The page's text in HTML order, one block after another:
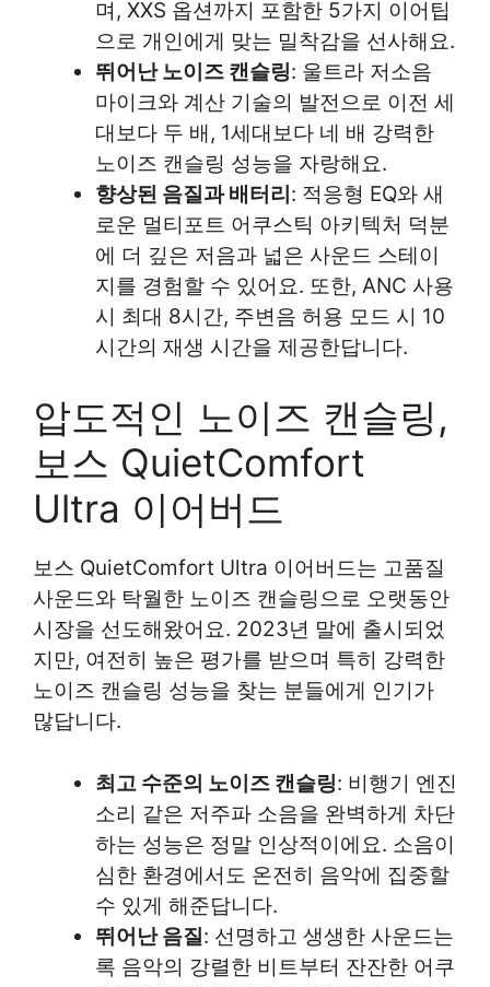
며, XXS 옵션까지 포함한 5가지 이어팁
으로 개인에게 맞는 밀착감을 선사해요.
뛰어난 노이즈 캔슬링: 울트라 저소음
마이크와 계산 기술의 발전으로 이전 세
대보다 두 배, 1세대보다 네 배 강력한
노이즈 캔슬링 성능을 자랑해요.
향상된 음질과 배터리: 적응형 EQ와 새
로운 멀티포트 어쿠스틱 아키텍처 덕분
에 더 깊은 저음과 넓은 사운드 스테이
지를 경험할 수 있어요. 또한, ANC 사용
시 최대 8시간, 주변음 허용 모드 시 10
시간의 재생 시간을 제공한답니다.
압도적인 노이즈 캔슬링,
보스 QuietComfort
Ultra 이어버드
보스 QuietComfort Ultra 이어버드는 고품질
사운드와 탁월한 노이즈 캔슬링으로 오랫동안
시장을 선도해왔어요. 2023년 말에 출시되었
지만, 여전히 높은 평가를 받으며 특히 강력한
노이즈 캔슬링 성능을 찾는 분들에게 인기가
많답니다.
최고 수준의 노이즈 캔슬링: 비행기 엔진
소리 같은 저주파 소음을 완벽하게 차단
하는 성능은 정말 인상적이에요. 소음이
심한 환경에서도 온전히 음악에 집중할
수 있게 해준답니다.
뛰어난 음질: 선명하고 생생한 사운드는
록 음악의 강렬한 비트부터 잔잔한 어쿠